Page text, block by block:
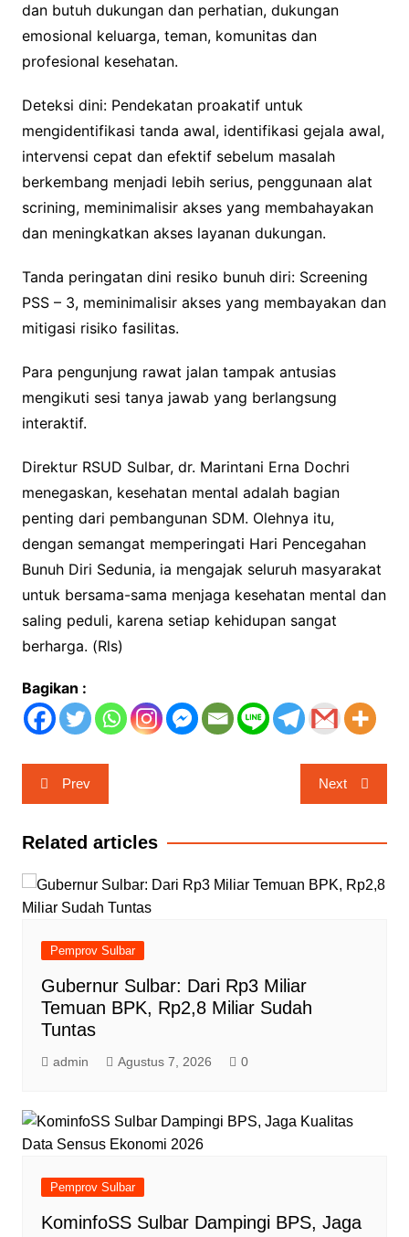
dan butuh dukungan dan perhatian, dukungan
emosional keluarga, teman, komunitas dan
profesional kesehatan.
Deteksi dini: Pendekatan proakatif untuk
mengidentifikasi tanda awal, identifikasi gejala awal,
intervensi cepat dan efektif sebelum masalah
berkembang menjadi lebih serius, penggunaan alat
scrining, meminimalisir akses yang membahayakan
dan meningkatkan akses layanan dukungan.
Tanda peringatan dini resiko bunuh diri: Screening
PSS – 3, meminimalisir akses yang membayakan dan
mitigasi risiko fasilitas.
Para pengunjung rawat jalan tampak antusias
mengikuti sesi tanya jawab yang berlangsung
interaktif.
Direktur RSUD Sulbar, dr. Marintani Erna Dochri
menegaskan, kesehatan mental adalah bagian
penting dari pembangunan SDM. Olehnya itu,
dengan semangat memperingati Hari Pencegahan
Bunuh Diri Sedunia, ia mengajak seluruh masyarakat
untuk bersama-sama menjaga kesehatan mental dan
saling peduli, karena setiap kehidupan sangat
berharga. (Rls)
Bagikan :
Navigasi
pos
Prev Next
Related articles
Pemprov Sulbar
Gubernur Sulbar: Dari Rp3 Miliar
Temuan BPK, Rp2,8 Miliar Sudah
Tuntas
admin Agustus 7, 2026 0
Pemprov Sulbar
KominfoSS Sulbar Dampingi BPS, Jaga